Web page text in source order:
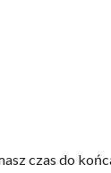
czas do